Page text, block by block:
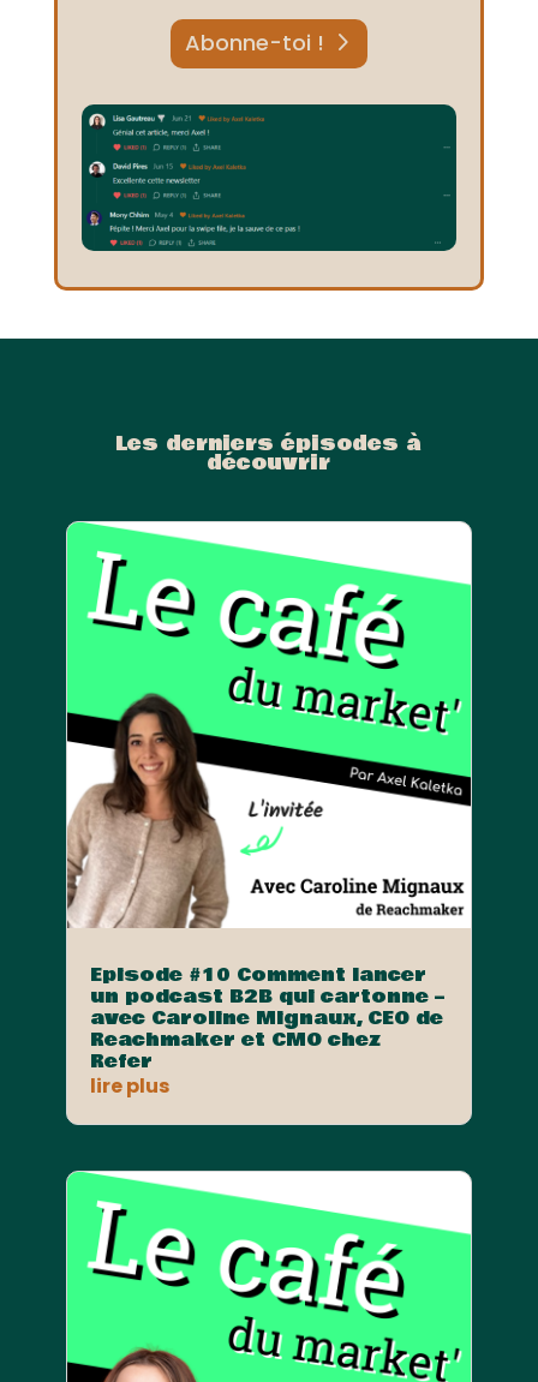
Abonne-toi !
Les derniers épisodes à
découvrir
Episode #10 Comment lancer
un podcast B2B qui cartonne –
avec Caroline Mignaux, CEO de
Reachmaker et CMO chez
Refer
lire plus